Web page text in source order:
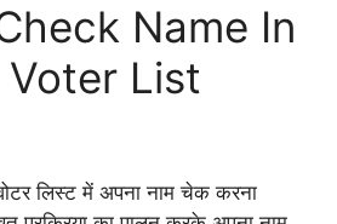
Name In
List
लिस्ट में अपना नाम चेक करना